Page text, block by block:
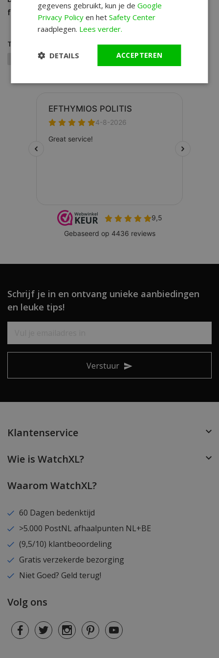
favoriete Citizen horloge nu bij WatchXL!
Tags
Citizen aanbieding Citizen sale
Schrijf je in en ontvang unieke aanbiedingen
en leuke tips!
Verstuur
Klantenservice
Wie is WatchXL?
Waarom WatchXL?
60 Dagen bedenktijd
>5.000 PostNL afhaalpunten NL+BE
(9,5/10) klantbeoordeling
Gratis verzekerde bezorging
Niet Goed? Geld terug!
Volg ons
gegevens gebruikt, kun je deGoogle
Privacy Policy en hetSafety Center
raadplegen. Lees verder.
ACCEPTEREN
DETAILS